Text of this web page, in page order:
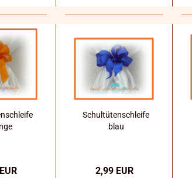
Schultütenschleife
blau
2,99 EUR